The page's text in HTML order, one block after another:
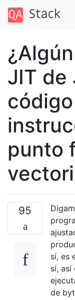
JIT de
punto
95
sí, es
sí, así
de